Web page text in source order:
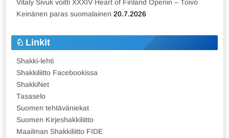
Vitaly Sivuk voitti XXXIV Heart of Finland Openin – Toivo
Keinänen paras suomalainen 20.7.2026
Linkit
Shakki-lehti
Shakkiliitto Facebookissa
ShakkiNet
Tasaselo
Suomen tehtäväniekat
Suomen Kirjeshakkiliitto
Maailman Shakkiliitto FIDE